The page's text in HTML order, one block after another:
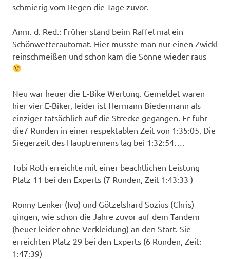
schmierig vom Regen die Tage zuvor.
Anm. d. Red.: Früher stand beim Raffel mal ein
Schönwetterautomat. Hier musste man nur einen Zwickl
reinschmeißen und schon kam die Sonne wieder raus
Neu war heuer die E-Bike Wertung. Gemeldet waren
hier vier E-Biker, leider ist Hermann Biedermann als
einziger tatsächlich auf die Strecke gegangen. Er fuhr
die7 Runden in einer respektablen Zeit von 1:35:05. Die
Siegerzeit des Hauptrennens lag bei 1:32:54….
Tobi Roth erreichte mit einer beachtlichen Leistung
Platz 11 bei den Experts (7 Runden, Zeit 1:43:33 )
Ronny Lenker (Ivo) und Götzelshard Sozius (Chris)
gingen, wie schon die Jahre zuvor auf dem Tandem
(heuer leider ohne Verkleidung) an den Start. Sie
erreichten Platz 29 bei den Experts (6 Runden, Zeit:
1:47:39)